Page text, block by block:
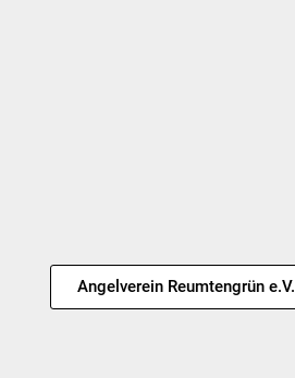
Angelverein Reumtengrün e.V.